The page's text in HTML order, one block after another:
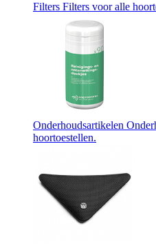
Filters Filters voor alle
Onderhoudsartikelen
hoortoestellen.